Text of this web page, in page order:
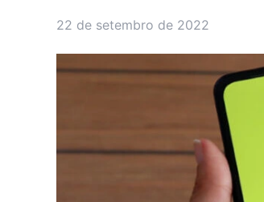
22 de setembro de 2022